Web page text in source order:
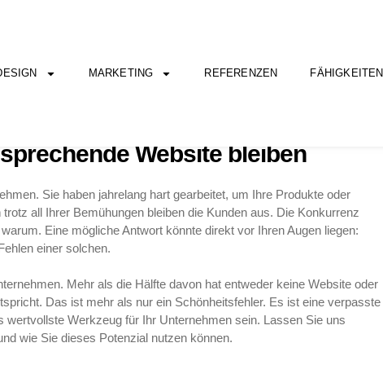
MARKETING REFERENZEN FÄHIGKEITEN
Website bleiben
Sie haben jahrelang hart gearbeitet, um Ihre Produkte oder
all Ihrer Bemühungen bleiben die Kunden aus. Die Konkurrenz
Eine mögliche Antwort könnte direkt vor Ihren Augen liegen:
einer solchen.
Mehr als die Hälfte davon hat entweder keine Website oder
Das ist mehr als nur ein Schönheitsfehler. Es ist eine verpasste
wertvollste Werkzeug für Ihr Unternehmen sein. Lassen Sie uns
wie Sie dieses Potenzial nutzen können.